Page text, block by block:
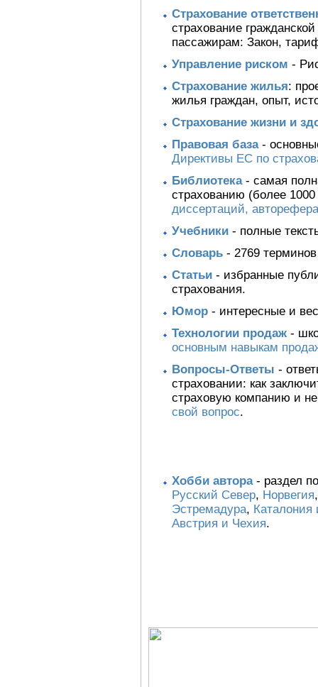
Страхование
страхование
пассажирам: Закон,
Управление риском -
Страхование жилья:
жилья граждан, опыт,
Страхование жизни и
Правовая база-
Директивы ЕС по
Библиотека- самая
страхованию (более
диссертаций,
Учебники - полные
Словарь - 2769
Статьи - избранные
страхования.
Юмор - интересные и
Технологии продаж -
основным навыкам
Вопросы-Ответы -
страховании: как
страховую компанию и
свой вопрос.
Хобби автора- раздел
Русский Север, Норвегия
Эстремадура, Каталония
Австрия и Чехия.